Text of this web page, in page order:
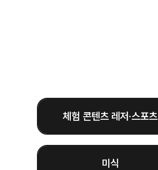
체험 콘텐츠 레저·스포츠
미식